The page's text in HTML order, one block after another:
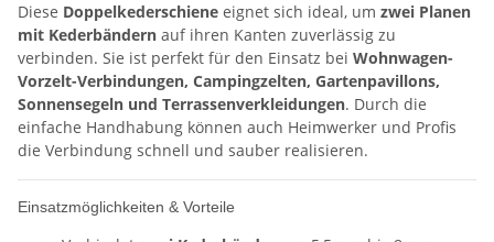
Diese Doppelkederschiene eignet sich ideal, um zwei Planen
mit Kederbändern auf ihren Kanten zuverlässig zu
verbinden. Sie ist perfekt für den Einsatz bei Wohnwagen-
Vorzelt-Verbindungen, Campingzelten, Gartenpavillons,
Sonnensegeln und Terrassenverkleidungen. Durch die
einfache Handhabung können auch Heimwerker und Profis
die Verbindung schnell und sauber realisieren.
Einsatzmöglichkeiten & Vorteile